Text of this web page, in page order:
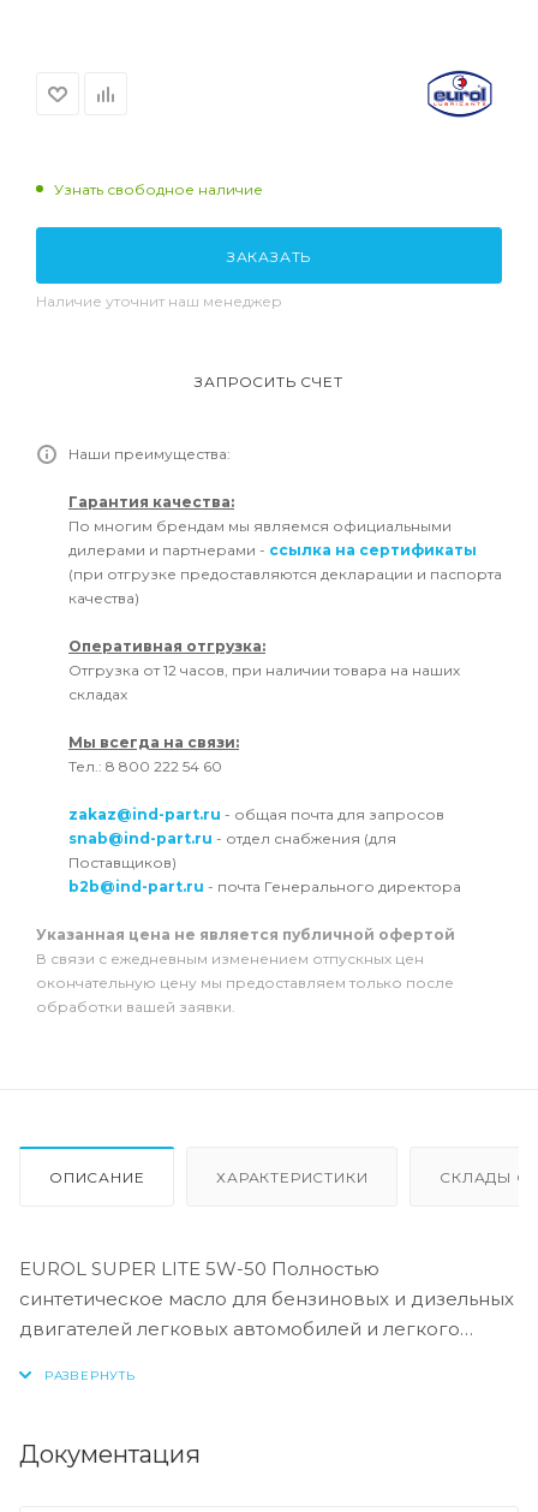
Узнать свободное наличие
ЗАКАЗАТЬ
Наличие уточнит наш менеджер
ЗАПРОСИТЬ СЧЕТ
Наши преимущества:
Гарантия качества:
По многим брендам мы являемся официальными
дилерами и партнерами - ссылка на сертификаты
(при отгрузке предоставляются декларации и паспорта
качества)
Оперативная отгрузка:
Отгрузка от 12 часов, при наличии товара на наших
складах
Мы всегда на связи:
Тел.: 8 800 222 54 60
zakaz@ind-part.ru - общая почта для запросов
snab@ind-part.ru - отдел снабжения (для
Поставщиков)
b2b@ind-part.ru - почта Генерального директора
Указанная цена не является публичной офертой
В связи с ежедневным изменением отпускных цен
окончательную цену мы предоставляем только после
обработки вашей заявки.
ОПИСАНИЕ ХАРАКТЕРИСТИКИ СКЛАДЫ
EUROL SUPER LITE 5W-50 Полностью
синтетическое масло для бензиновых и дизельных
двигателей легковых автомобилей и легкого
моторах с прямым впрыском топлива.
Документация